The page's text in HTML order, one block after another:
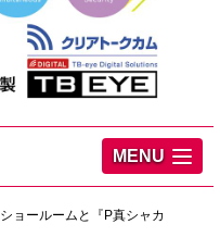
MENU
ショールームと『P真シャカ